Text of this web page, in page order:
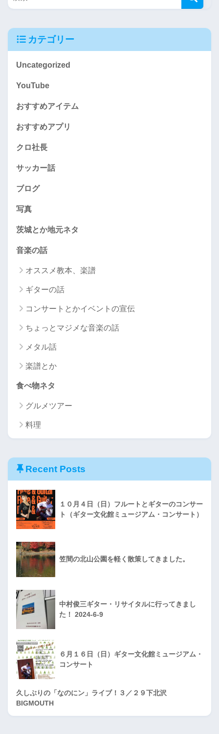
カテゴリー
Uncategorized
YouTube
おすすめアイテム
おすすめアプリ
クロ社長
サッカー話
ブログ
写真
茨城とか地元ネタ
音楽の話
オススメ教本、楽譜
ギターの話
コンサートとかイベントの宣伝
ちょっとマジメな音楽の話
メタル話
楽譜とか
食べ物ネタ
グルメツアー
料理
Recent Posts
１０月４日（日）フルートとギターのコンサー
ト（ギター文化館ミュージアム・コンサート）
笠間の北山公園を軽く散策してきました。
中村俊三ギター・リサイタルに行ってきまし
た！ 2024-6-9
６月１６日（日）ギター文化館ミュージアム・
コンサート
久しぶりの「なのにン」ライブ！３／２９下北沢
BIGMOUTH